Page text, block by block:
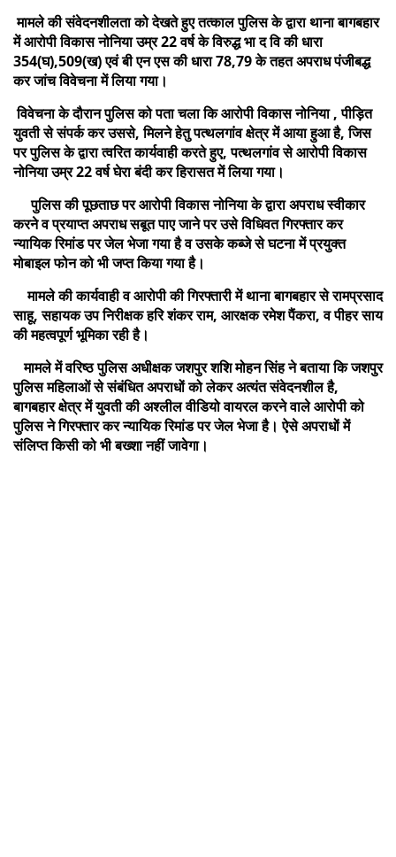
मामले की संवेदनशीलता को देखते हुए तत्काल पुलिस के द्वारा थाना बागबहार
में आरोपी विकास नोनिया उम्र 22 वर्ष के विरुद्ध भा द वि की धारा
354(घ),509(ख) एवं बी एन एस की धारा 78,79 के तहत अपराध पंजीबद्ध
कर जांच विवेचना में लिया गया।
विवेचना के दौरान पुलिस को पता चला कि आरोपी विकास नोनिया , पीड़ित
युवती से संपर्क कर उससे, मिलने हेतु पत्थलगांव क्षेत्र में आया हुआ है, जिस
पर पुलिस के द्वारा त्वरित कार्यवाही करते हुए, पत्थलगांव से आरोपी विकास
नोनिया उम्र 22 वर्ष घेरा बंदी कर हिरासत में लिया गया।
पुलिस की पूछताछ पर आरोपी विकास नोनिया के द्वारा अपराध स्वीकार
करने व प्रयाप्त अपराध सबूत पाए जाने पर उसे विधिवत गिरफ्तार कर
न्यायिक रिमांड पर जेल भेजा गया है व उसके कब्जे से घटना में प्रयुक्त
मोबाइल फोन को भी जप्त किया गया है।
मामले की कार्यवाही व आरोपी की गिरफ्तारी में थाना बागबहार से रामप्रसाद
साहू, सहायक उप निरीक्षक हरि शंकर राम, आरक्षक रमेश पैंकरा, व पीहर साय
की महत्वपूर्ण भूमिका रही है।
मामले में वरिष्ठ पुलिस अधीक्षक जशपुर शशि मोहन सिंह ने बताया कि जशपुर
पुलिस महिलाओं से संबंधित अपराधों को लेकर अत्यंत संवेदनशील है,
बागबहार क्षेत्र में युवती की अश्लील वीडियो वायरल करने वाले आरोपी को
पुलिस ने गिरफ्तार कर न्यायिक रिमांड पर जेल भेजा है। ऐसे अपराधों में
संलिप्त किसी को भी बख्शा नहीं जावेगा।